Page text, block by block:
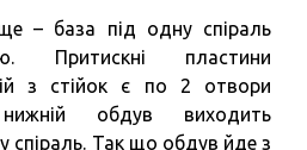
– база під одну спіраль
Притискні пластини
з стійок є по 2 отвори
обдув виходить
спіраль. Так що обдув йде з